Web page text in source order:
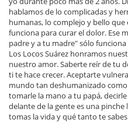
hablamos de lo complicadas y
humanas, lo complejo y bello
funciona para curar el dolor. Ese
padre y a tu madre" sólo
Los Locos Suárez honramos
nuestro amor. Saberte reír de tu
ti te hace crecer. Aceptarte
mundo tan deshumanizado
tomarle la mano a tu papá,
delante de la gente es una
tomas la vida y qué tanto te